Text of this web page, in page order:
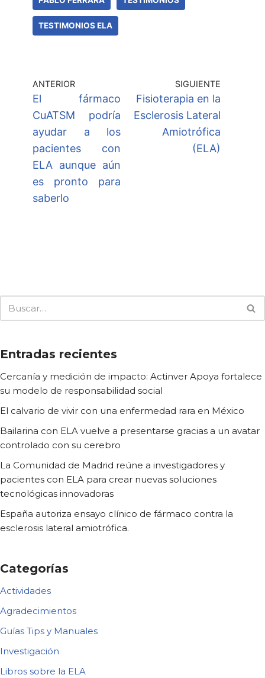
TESTIMONIOS ELA
ANTERIOR
El fármaco
CuATSM podría
ayudar a los
pacientes con
ELA aunque aún
es pronto para
saberlo
SIGUIENTE
Fisioterapia en la
Esclerosis Lateral
Amiotrófica
(ELA)
Entradas recientes
Cercanía y medición de impacto: Actinver Apoya fortalece
su modelo de responsabilidad social
El calvario de vivir con una enfermedad rara en México
Bailarina con ELA vuelve a presentarse gracias a un avatar
controlado con su cerebro
La Comunidad de Madrid reúne a investigadores y
pacientes con ELA para crear nuevas soluciones
tecnológicas innovadoras
España autoriza ensayo clínico de fármaco contra la
esclerosis lateral amiotrófica.
Categorías
Actividades
Agradecimientos
Guías Tips y Manuales
Investigación
Libros sobre la ELA